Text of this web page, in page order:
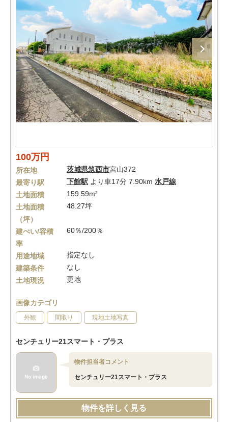
100万円
所在地 茨城県筑西市宮山372
最寄り駅
下館駅 より車17分 7.90km 水戸線
土地面積
159.59m²
土地面積
（坪）
48.27坪
建ぺい/容積
率
60％/200％
用途地域
指定なし
建築条件
なし
土地現況
更地
画像カテゴリ
外観 間取り 現地土地写真
センチュリー21スマート・プラス
物件担当者コメント
センチュリー21スマート・プラス
物件を詳しく見る